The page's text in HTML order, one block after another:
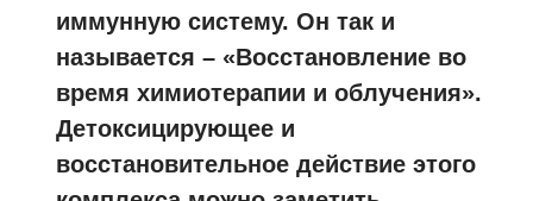
иммунную систему. Он так и
называется – «Восстановление во
время химиотерапии и облучения».
Детоксицирующее и
восстановительное действие этого